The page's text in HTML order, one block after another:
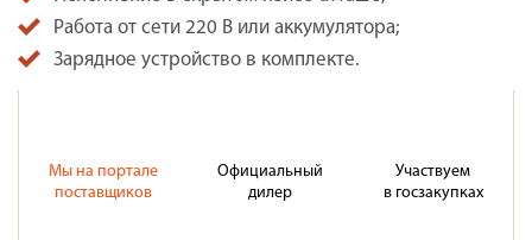
Работа от сети 220 В или аккумулятора;
Зарядное устройство в комплекте.
Мы на портале
поставщиков
Официальный
дилер
Участвуем
в госзакупках